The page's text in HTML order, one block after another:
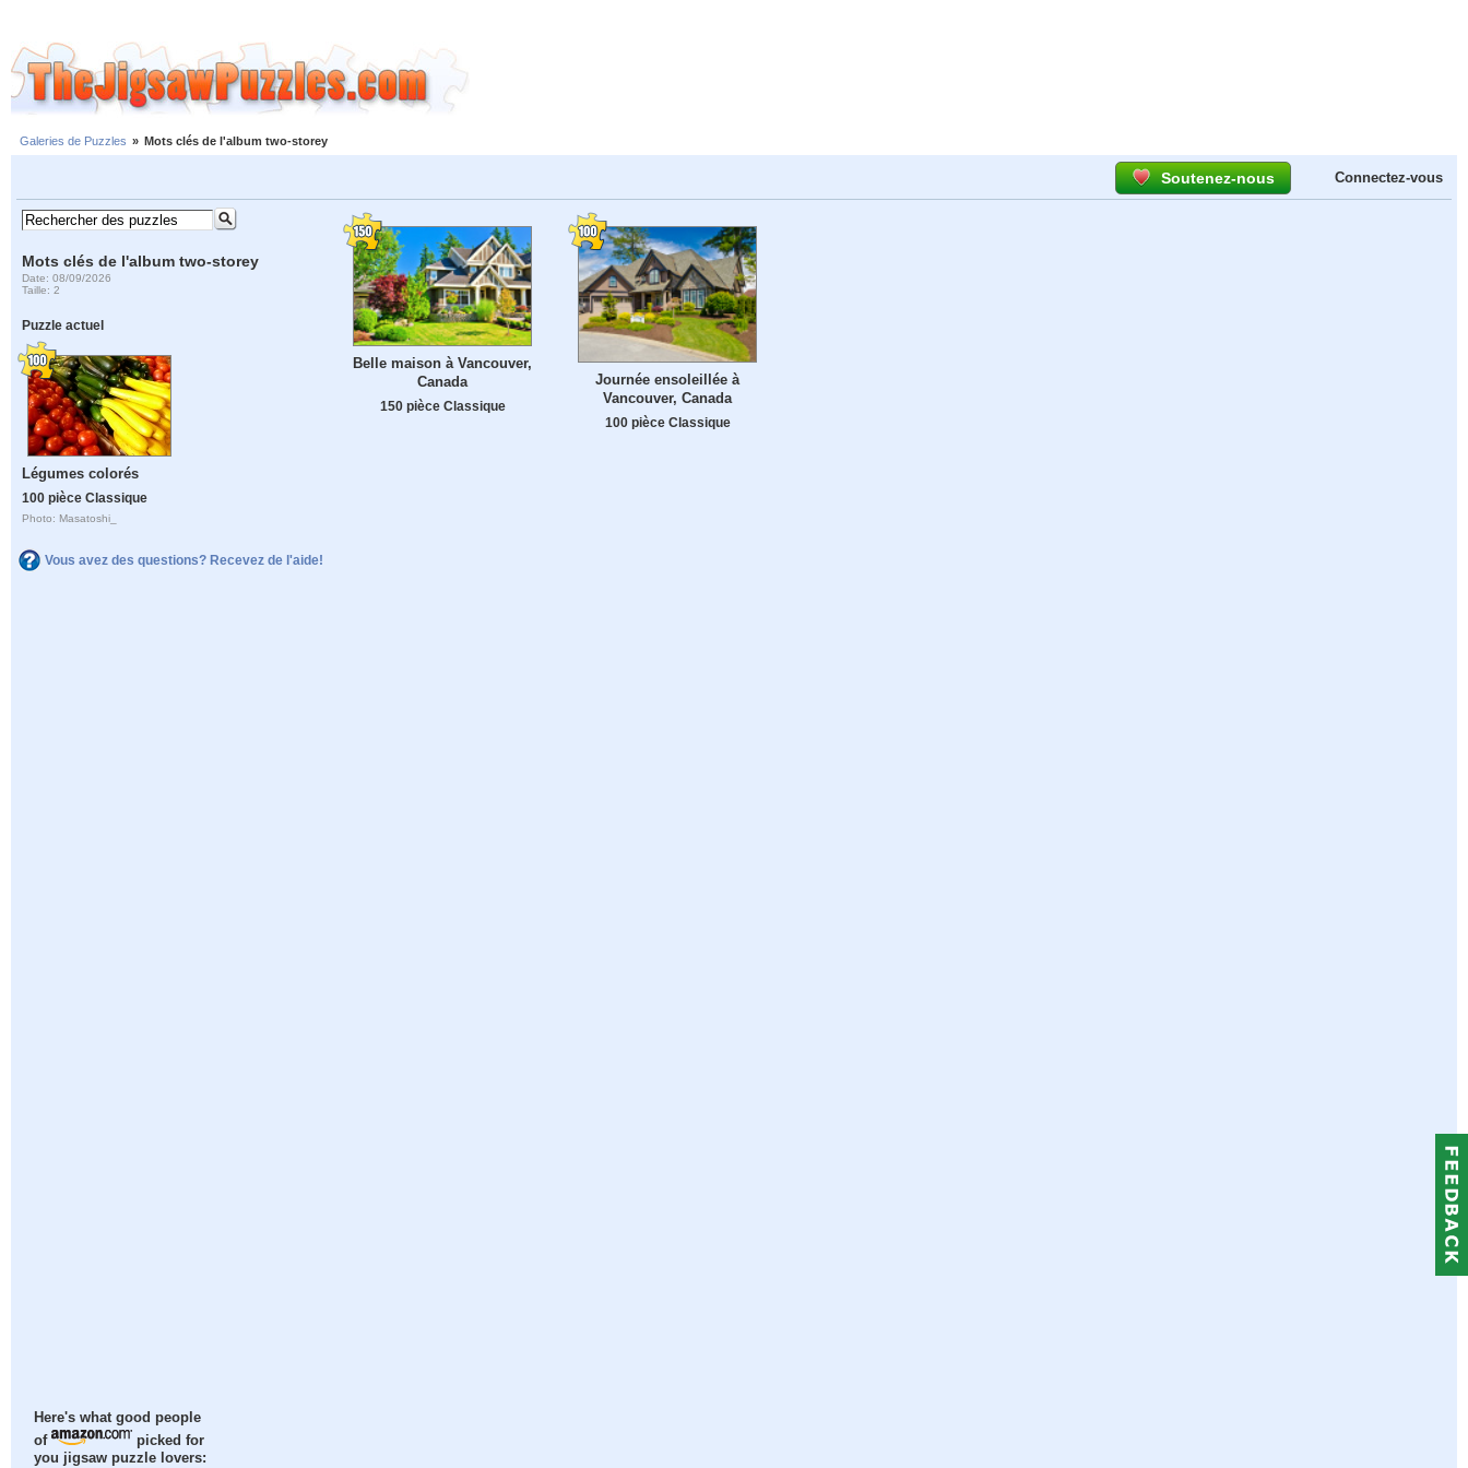
Galeries de Puzzles » Mots clés de l'album two-storey
Soutenez-nous Connectez-vous
Mots clés de l'album two-storey
Date: 08/09/2026
Taille: 2
Puzzle actuel
Légumes colorés
100 pièce Classique
Photo: Masatoshi_
Vous avez des questions? Recevez de l'aide!
Here's what good people
of
picked for
you jigsaw puzzle lovers:
Belle maison à Vancouver,
Canada
150 pièce Classique
Journée ensoleillée à
Vancouver, Canada
100 pièce Classique